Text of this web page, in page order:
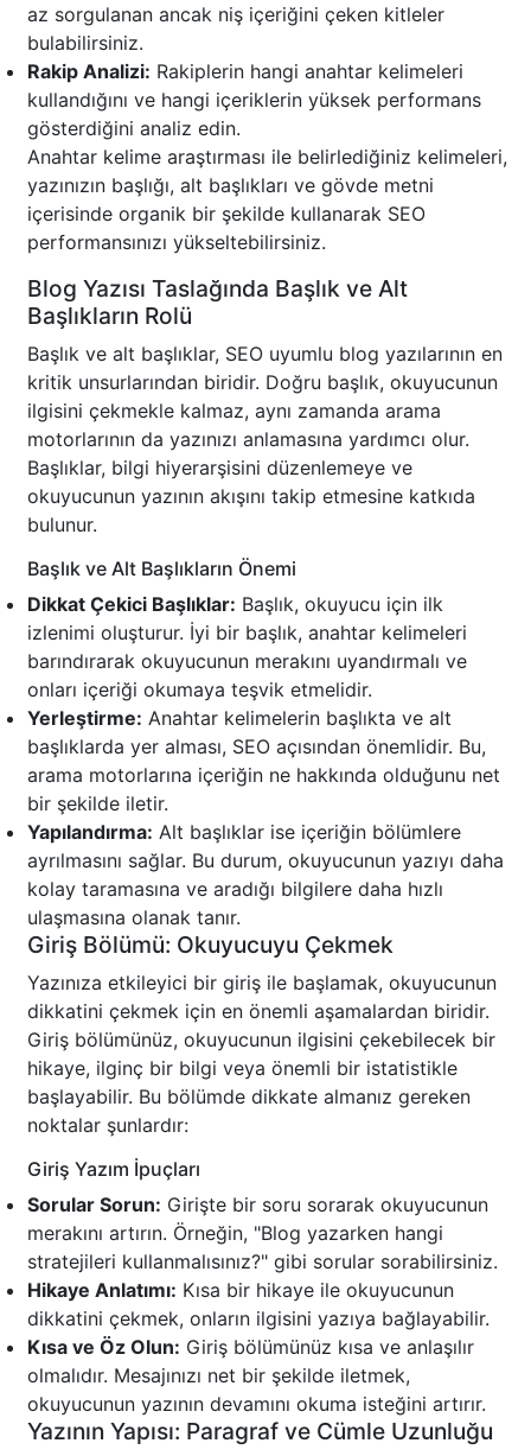
az sorgulanan ancak niş içeriğini çeken kitleler
bulabilirsiniz.
Rakip Analizi: Rakiplerin hangi anahtar kelimeleri
kullandığını ve hangi içeriklerin yüksek performans
gösterdiğini analiz edin.
Anahtar kelime araştırması ile belirlediğiniz kelimeleri,
yazınızın başlığı, alt başlıkları ve gövde metni
içerisinde organik bir şekilde kullanarak SEO
performansınızı yükseltebilirsiniz.
Blog Yazısı Taslağında Başlık ve Alt
Başlıkların Rolü
Başlık ve alt başlıklar, SEO uyumlu blog yazılarının en
kritik unsurlarından biridir. Doğru başlık, okuyucunun
ilgisini çekmekle kalmaz, aynı zamanda arama
motorlarının da yazınızı anlamasına yardımcı olur.
Başlıklar, bilgi hiyerarşisini düzenlemeye ve
okuyucunun yazının akışını takip etmesine katkıda
bulunur.
Başlık ve Alt Başlıkların Önemi
Dikkat Çekici Başlıklar: Başlık, okuyucu için ilk
izlenimi oluşturur. İyi bir başlık, anahtar kelimeleri
barındırarak okuyucunun merakını uyandırmalı ve
onları içeriği okumaya teşvik etmelidir.
Yerleştirme: Anahtar kelimelerin başlıkta ve alt
başlıklarda yer alması, SEO açısından önemlidir. Bu,
arama motorlarına içeriğin ne hakkında olduğunu net
bir şekilde iletir.
Yapılandırma: Alt başlıklar ise içeriğin bölümlere
ayrılmasını sağlar. Bu durum, okuyucunun yazıyı daha
kolay taramasına ve aradığı bilgilere daha hızlı
ulaşmasına olanak tanır.
Giriş Bölümü: Okuyucuyu Çekmek
Yazınıza etkileyici bir giriş ile başlamak, okuyucunun
dikkatini çekmek için en önemli aşamalardan biridir.
Giriş bölümünüz, okuyucunun ilgisini çekebilecek bir
hikaye, ilginç bir bilgi veya önemli bir istatistikle
başlayabilir. Bu bölümde dikkate almanız gereken
noktalar şunlardır:
Giriş Yazım İpuçları
Sorular Sorun: Girişte bir soru sorarak okuyucunun
merakını artırın. Örneğin, "Blog yazarken hangi
stratejileri kullanmalısınız?" gibi sorular sorabilirsiniz.
Hikaye Anlatımı: Kısa bir hikaye ile okuyucunun
dikkatini çekmek, onların ilgisini yazıya bağlayabilir.
Kısa ve Öz Olun: Giriş bölümünüz kısa ve anlaşılır
olmalıdır. Mesajınızı net bir şekilde iletmek,
okuyucunun yazının devamını okuma isteğini artırır.
Yazının Yapısı: Paragraf ve Cümle Uzunluğu